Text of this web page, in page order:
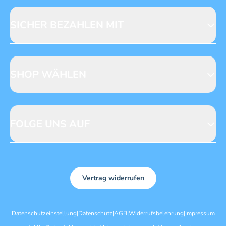
Licensing
CH DE
Vertrag widerrufen
Datenschutzeinstellung|Datenschutz|AGB|Widerrufsbelehrung|Impressum